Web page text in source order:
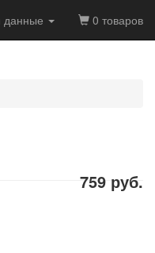
0 товаров
759 руб.